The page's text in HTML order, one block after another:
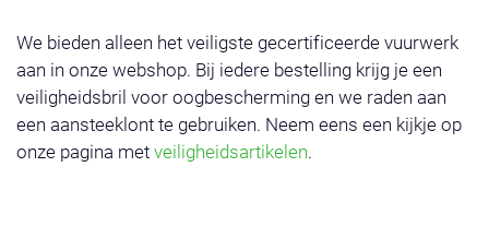
We bieden alleen het veiligste gecertificeerde vuurwerk
aan in onze webshop. Bij iedere bestelling krijg je een
veiligheidsbril voor oogbescherming en we raden aan
een aansteeklont te gebruiken. Neem eens een kijkje op
onze pagina met veiligheidsartikelen.